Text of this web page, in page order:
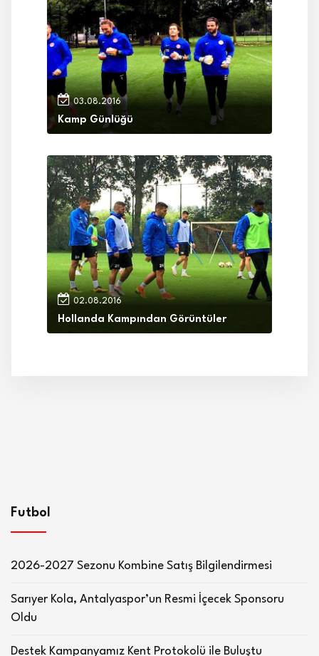
03.08.2016
Kamp Günlüğü
02.08.2016
Hollanda Kampından Görüntüler
Futbol
2026-2027 Sezonu Kombine Satış Bilgilendirmesi
Sarıyer Kola, Antalyaspor’un Resmi İçecek Sponsoru
Oldu
Destek Kampanyamız Kent Protokolü ile Buluştu